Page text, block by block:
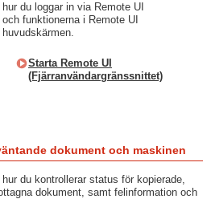
du loggar in via Remote UI
funktionerna i Remote UI
Starta Remote UI
(Fjärranvändargränssnittet)
dokument och maskinen
du kontrollerar status för kopierade,
dokument, samt felinformation och